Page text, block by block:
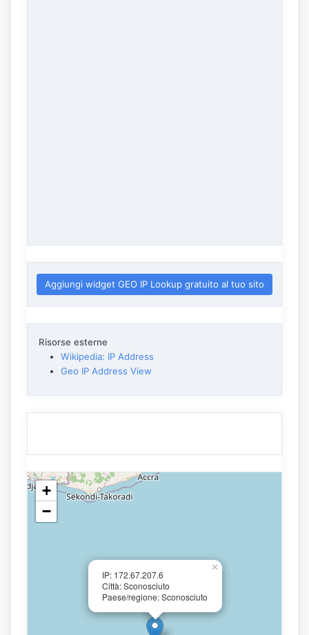
Aggiungi widget GEO IP Lookup gratuito al tuo sito
Risorse esterne
Wikipedia: IP Address
Geo IP Address View
IP: 172.67.207.6
Città: Sconosciuto
Paese/regione: Sconosciuto
×
+
−